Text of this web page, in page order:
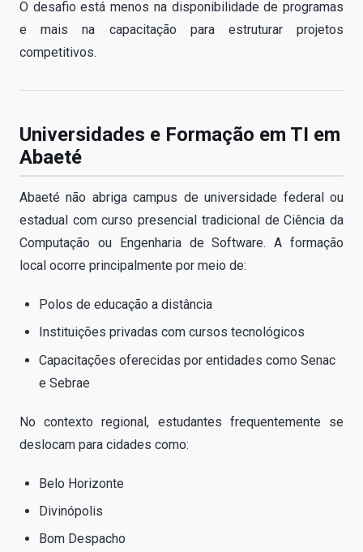
O desafio está menos na disponibilidade de programas
e mais na capacitação para estruturar projetos
competitivos.
Universidades e Formação em TI em
Abaeté
Abaeté não abriga campus de universidade federal ou
estadual com curso presencial tradicional de Ciência da
Computação ou Engenharia de Software. A formação
local ocorre principalmente por meio de:
Polos de educação a distância
Instituições privadas com cursos tecnológicos
Capacitações oferecidas por entidades como Senac
e Sebrae
No contexto regional, estudantes frequentemente se
deslocam para cidades como:
Belo Horizonte
Divinópolis
Bom Despacho